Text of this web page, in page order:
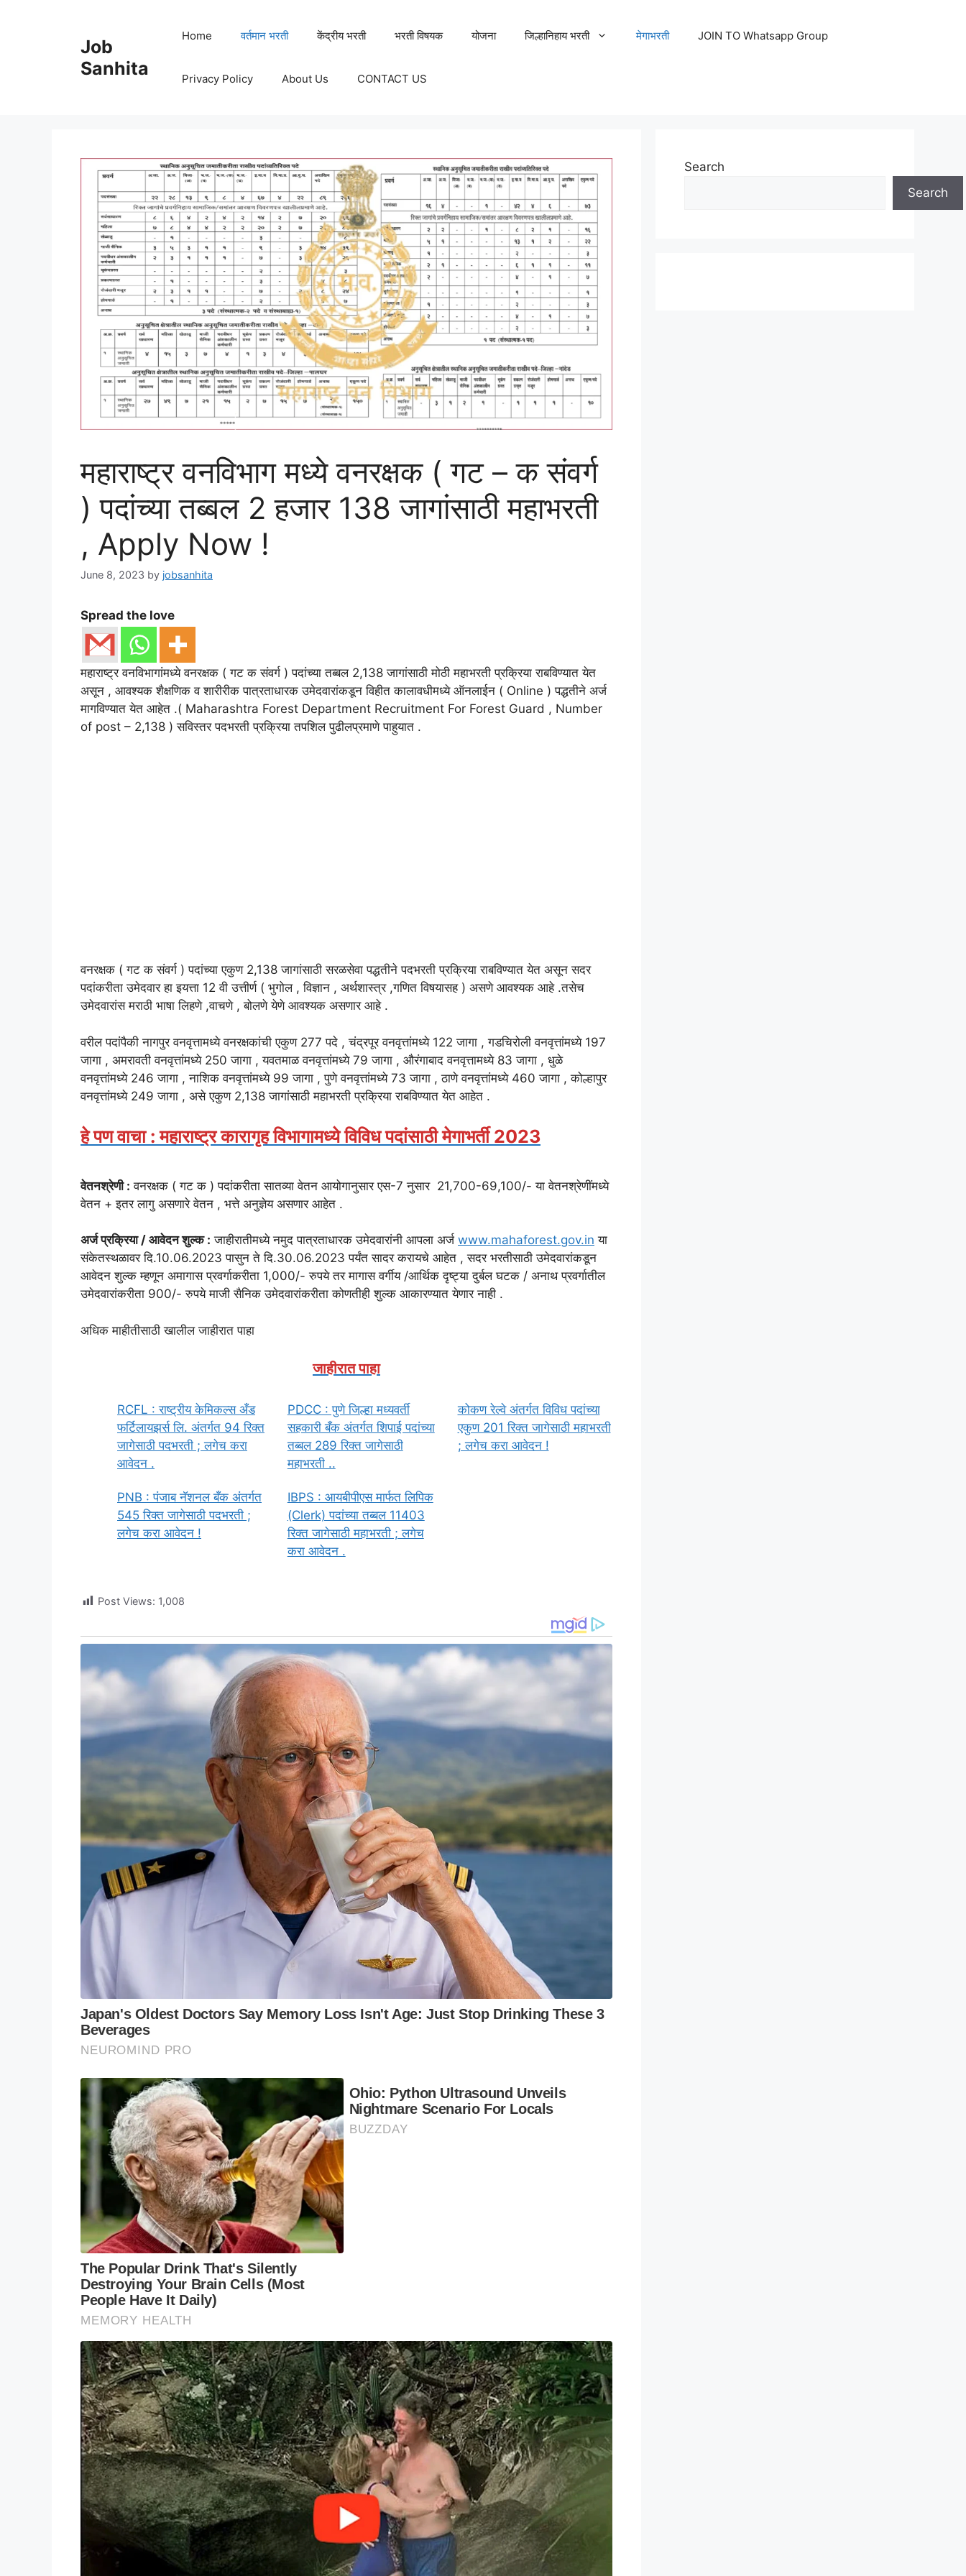
Job
Sanhita
Home वर्तमान भरती केंद्रीय भरती भरती विषयक योजना जिल्हानिहाय भरती मेगाभरती JOIN TO Whatsapp Group
Privacy Policy About Us CONTACT US
महाराष्ट्र वनविभाग मध्ये वनरक्षक ( गट – क संवर्ग
) पदांच्या तब्बल 2 हजार 138 जागांसाठी महाभरती
, Apply Now !
June 8, 2023 by jobsanhita
Spread the love
महाराष्ट्र वनविभागांमध्ये वनरक्षक ( गट क संवर्ग ) पदांच्या तब्बल 2,138 जागांसाठी मोठी महाभरती प्रक्रिया राबविण्यात येत
असून , आवश्यक शैक्षणिक व शारीरीक पात्रताधारक उमेदवारांकडून विहीत कालावधीमध्ये ऑनलाईन ( Online ) पद्धतीने अर्ज
मागविण्यात येत आहेत .( Maharashtra Forest Department Recruitment For Forest Guard , Number
of post – 2,138 ) सविस्तर पदभरती प्रक्रिया तपशिल पुढीलप्रमाणे पाहुयात .
वनरक्षक ( गट क संवर्ग ) पदांच्या एकुण 2,138 जागांसाठी सरळसेवा पद्धतीने पदभरती प्रक्रिया राबविण्यात येत असून सदर
पदांकरीता उमेदवार हा इयत्ता 12 वी उत्तीर्ण ( भुगोल , विज्ञान , अर्थशास्त्र ,गणित विषयासह ) असणे आवश्यक आहे .तसेच
उमेदवारांस मराठी भाषा लिहणे ,वाचणे , बोलणे येणे आवश्यक असणार आहे .
वरील पदांपैकी नागपुर वनवृत्तामध्ये वनरक्षकांची एकुण 277 पदे , चंद्रपूर वनवृत्तांमध्ये 122 जागा , गडचिरोली वनवृत्तांमध्ये 197
जागा , अमरावती वनवृत्तांमध्ये 250 जागा , यवतमाळ वनवृत्तांमध्ये 79 जागा , औरंगाबाद वनवृत्तामध्ये 83 जागा , धुळे
वनवृत्तांमध्ये 246 जागा , नाशिक वनवृत्तांमध्ये 99 जागा , पुणे वनवृत्तांमध्ये 73 जागा , ठाणे वनवृत्तांमध्ये 460 जागा , कोल्हापुर
वनवृत्तांमध्ये 249 जागा , असे एकुण 2,138 जागांसाठी महाभरती प्रक्रिया राबविण्यात येत आहेत .
हे पण वाचा : महाराष्ट्र कारागृह विभागामध्ये विविध पदांसाठी मेगाभर्ती 2023
वेतनश्रेणी : वनरक्षक ( गट क ) पदांकरीता सातव्या वेतन आयोगानुसार एस-7 नुसार 21,700-69,100/- या वेतनश्रेणींमध्ये
वेतन + इतर लागु असणारे वेतन , भत्ते अनुज्ञेय असणार आहेत .
अर्ज प्रक्रिया / आवेदन शुल्क : जाहीरातीमध्ये नमुद पात्रताधारक उमेदवारांनी आपला अर्ज www.mahaforest.gov.in या
संकेतस्थळावर दि.10.06.2023 पासुन ते दि.30.06.2023 पर्यंत सादर करायचे आहेत , सदर भरतीसाठी उमेदवारांकडून
आवेदन शुल्क म्हणून अमागास प्रवर्गाकरीता 1,000/- रुपये तर मागास वर्गीय /आर्थिक दृष्ट्या दुर्बल घटक / अनाथ प्रवर्गातील
उमेदवारांकरीता 900/- रुपये माजी सैनिक उमेदवारांकरीता कोणतीही शुल्क आकारण्यात येणार नाही .
अधिक माहीतीसाठी खालील जाहीरात पाहा
जाहीरात पाहा
RCFL : राष्ट्रीय केमिकल्स अँड
फर्टिलायझर्स लि. अंतर्गत 94 रिक्त
जागेसाठी पदभरती ; लगेच करा
आवेदन .
PDCC : पुणे जिल्हा मध्यवर्ती
सहकारी बँक अंतर्गत शिपाई पदांच्या
तब्बल 289 रिक्त जागेसाठी
महाभरती ..
कोकण रेल्वे अंतर्गत विविध पदांच्या
एकुण 201 रिक्त जागेसाठी महाभरती
; लगेच करा आवेदन !
PNB : पंजाब नॅशनल बँक अंतर्गत
545 रिक्त जागेसाठी पदभरती ;
लगेच करा आवेदन !
IBPS : आयबीपीएस मार्फत लिपिक
(Clerk) पदांच्या तब्बल 11403
रिक्त जागेसाठी महाभरती ; लगेच
करा आवेदन .
Post Views: 1,008
Search
Search